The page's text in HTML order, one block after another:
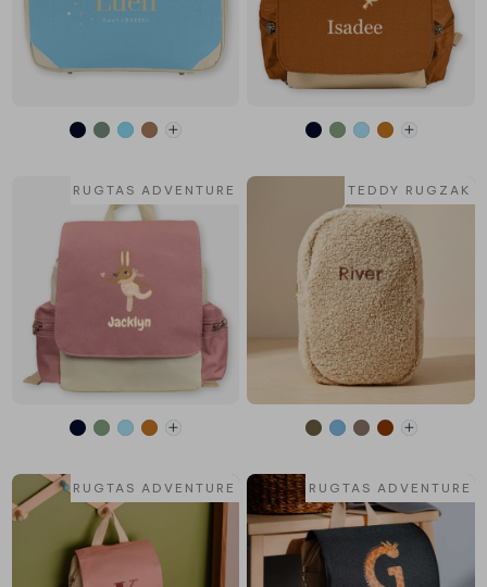
RUGTAS ADVENTURE TEDDY RUGZAK
RUGTAS ADVENTURE RUGTAS ADVENTURE